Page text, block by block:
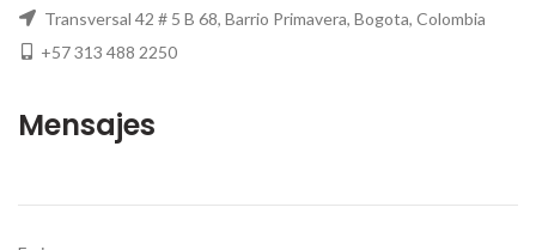
Transversal 42 # 5 B 68, Barrio Primavera, Bogota, Colombia
+57 313 488 2250
Mensajes